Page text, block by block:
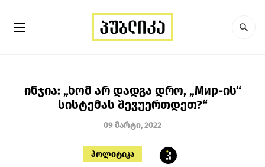
ინჯია: „ხომ არ დადგა დრო, „Мир-ის“
სისტემას შევუერთდეთ?“
09 მარტი, 2022
პოლიტიკა